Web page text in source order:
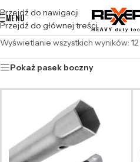
Przejdź do nawigacji
Przejdź do głównej treści
MENU
Wyświetlanie wszystkich wyników: 12
Pokaż pasek boczny